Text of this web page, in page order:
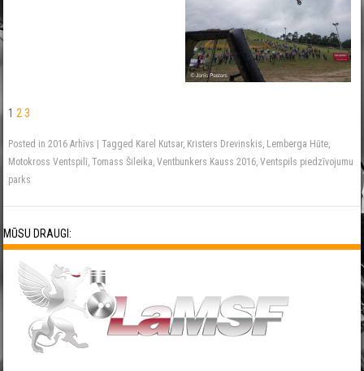
1 2 3
Posted in2016 Arhīvs |Tagged Karel Kutsar, Kristers Drevinskis Lemberga Hūte
Motokross Ventspilī ,Tomass Šileika ,Ventbunkers Kauss 2016 ,Ventspils piedzīvojumu
parks
MŪSU DRAUGI: